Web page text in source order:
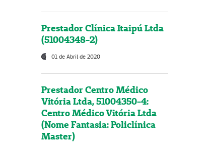
Prestador Clínica Itaipú Ltda
(51004348-2)
01 de Abril de 2020
Prestador Centro Médico
Vitória Ltda, 51004350-4:
Centro Médico Vitória Ltda
(Nome Fantasia: Policlínica
Master)